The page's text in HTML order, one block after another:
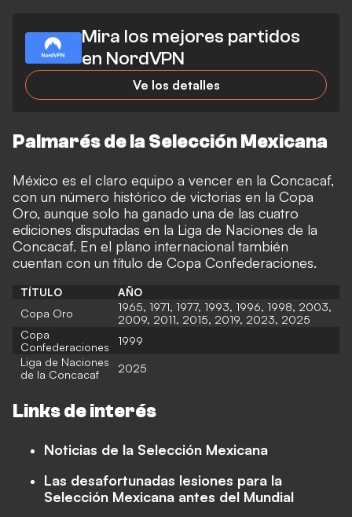
Mira los mejores partidos
en NordVPN
Ve los detalles
Palmarés de la Selección Mexicana
México es el claro equipo a vencer en la Concacaf,
con un número histórico de victorias en la Copa
Oro, aunque solo ha ganado una de las cuatro
ediciones disputadas en la Liga de Naciones de la
Concacaf. En el plano internacional también
cuentan con un título de Copa Confederaciones.
TÍTULO
AÑO
Copa Oro
1965, 1971, 1977, 1993, 1996, 1998, 2003,
2009, 2011, 2015, 2019, 2023, 2025
Copa
Confederaciones
1999
Liga de Naciones
de la Concacaf
2025
Links de interés
Noticias de la Selección Mexicana
Las desafortunadas lesiones para la
Selección Mexicana antes del Mundial